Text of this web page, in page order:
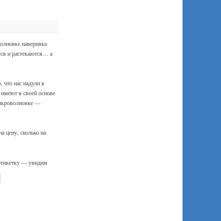
наверняка
и растекаются… а
что нас надули в
в своей основе
—
цену, сколько на
— увидим